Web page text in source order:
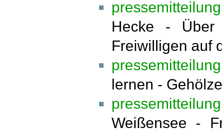
Hecke - Über
Freiwilligen auf
lernen -
Weißensee -